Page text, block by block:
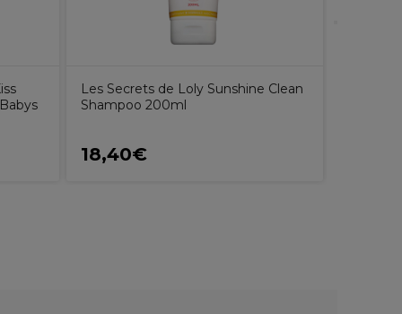
Les Secrets de Loly Sunshine Clean
Shampoo 200ml
18,40€